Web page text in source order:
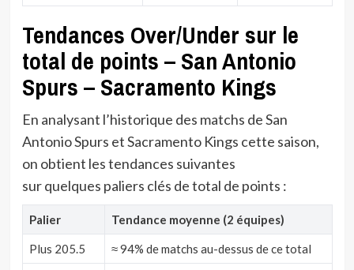
Tendances Over/Under sur le
total de points – San Antonio
Spurs – Sacramento Kings
En analysant l’historique des matchs de San
Antonio Spurs et Sacramento Kings cette saison,
on obtient les tendances suivantes
sur quelques paliers clés de total de points :
Palier Tendance moyenne (2 équipes)
Plus 205.5 ≈ 94% de matchs au-dessus de ce total